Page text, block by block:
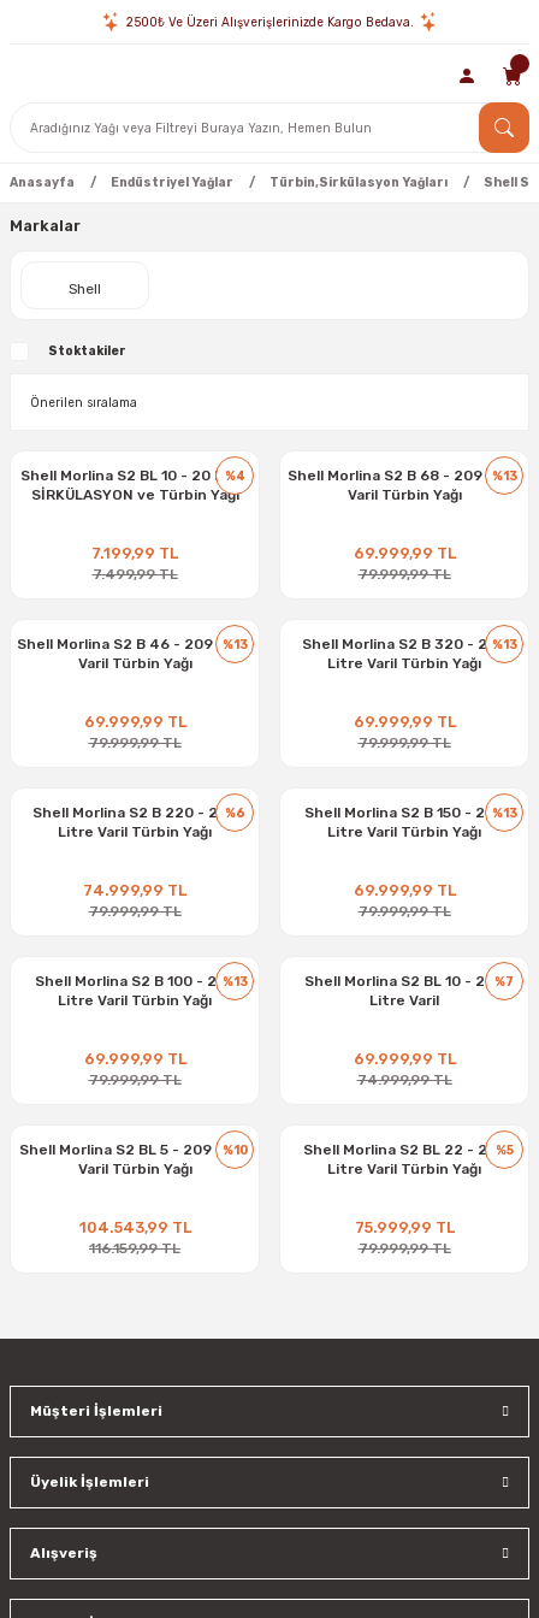
2500₺ Ve Üzeri Alışverişlerinizde Kargo Bedava.
Anasayfa Endüstriyel Yağlar Türbin,Sirkülasyon Yağları Shell
Markalar
Shell
Stoktakiler
%4
Shell Morlina S2 BL 10 - 20 Litre
SİRKÜLASYON ve Türbin Yağı
7.199,99 TL
7.499,99 TL
%13
Shell Morlina S2 B 68 - 209 Litre
Varil Türbin Yağı
69.999,99 TL
79.999,99 TL
%13
Shell Morlina S2 B 46 - 209 Litre
Varil Türbin Yağı
69.999,99 TL
79.999,99 TL
%13
Shell Morlina S2 B 320 - 209
Litre Varil Türbin Yağı
69.999,99 TL
79.999,99 TL
%6
Shell Morlina S2 B 220 - 209
Litre Varil Türbin Yağı
74.999,99 TL
79.999,99 TL
%13
Shell Morlina S2 B 150 - 209
Litre Varil Türbin Yağı
69.999,99 TL
79.999,99 TL
%13
Shell Morlina S2 B 100 - 209
Litre Varil Türbin Yağı
69.999,99 TL
79.999,99 TL
%7
Shell Morlina S2 BL 10 - 209
Litre Varil
69.999,99 TL
74.999,99 TL
%10
Shell Morlina S2 BL 5 - 209 Litre
Varil Türbin Yağı
104.543,99 TL
116.159,99 TL
%5
Shell Morlina S2 BL 22 - 209
Litre Varil Türbin Yağı
75.999,99 TL
79.999,99 TL
Müşteri İşlemleri
Üyelik İşlemleri
Alışveriş